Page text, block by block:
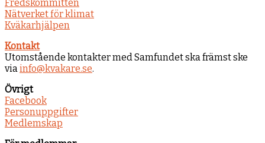
Fredskommittén
Nätverket för klimat
Kväkarhjälpen
Kontakt
Utomstående kontakter med Samfundet ska främst ske
viainfo@kvakare.se.
Övrigt
Facebook
Personuppgifter
Medlemskap